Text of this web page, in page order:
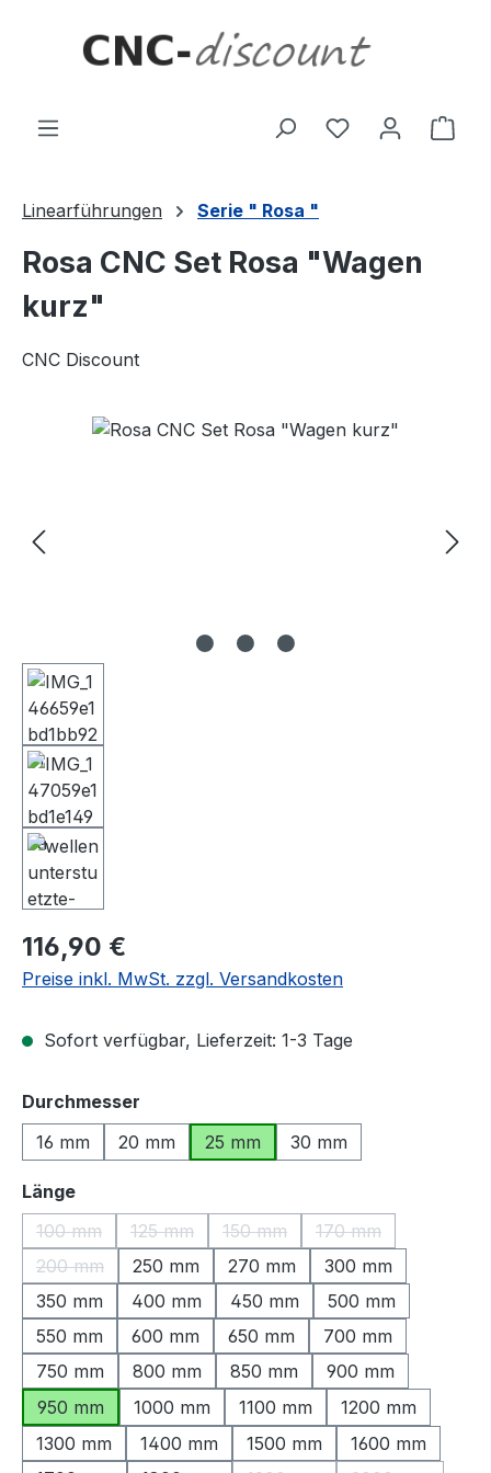
Linearführungen Serie " Rosa "
Rosa CNC Set Rosa "Wagen
kurz"
CNC Discount
Bildergalerie überspringen
Regulärer Preis:
116,90 €
Preise inkl. MwSt. zzgl. Versandkosten
Sofort verfügbar, Lieferzeit: 1-3 Tage
Durchmesser
16 mm
20 mm 25 mm 30 mm
Längeauswählen
100 mm
(Diese Option ist zurzeit nicht verfügbar.)
125 mm
(Diese Option ist zurzeit nicht verfügbar.)
150 mm
(Diese Option ist zurzeit nicht
170 mm
(Diese Option ist
200 mm
(Diese Option ist zurzeit nicht verfügbar.)
250 mm 270 mm
300 mm
350 mm
400 mm 450 mm
500 mm
550 mm
600 mm 650 mm
700 mm
750 mm
800 mm 850 mm
900 mm
950 mm
1000 mm 1100 mm
1200 mm
1300 mm
1400 mm 1500 mm
1600 mm